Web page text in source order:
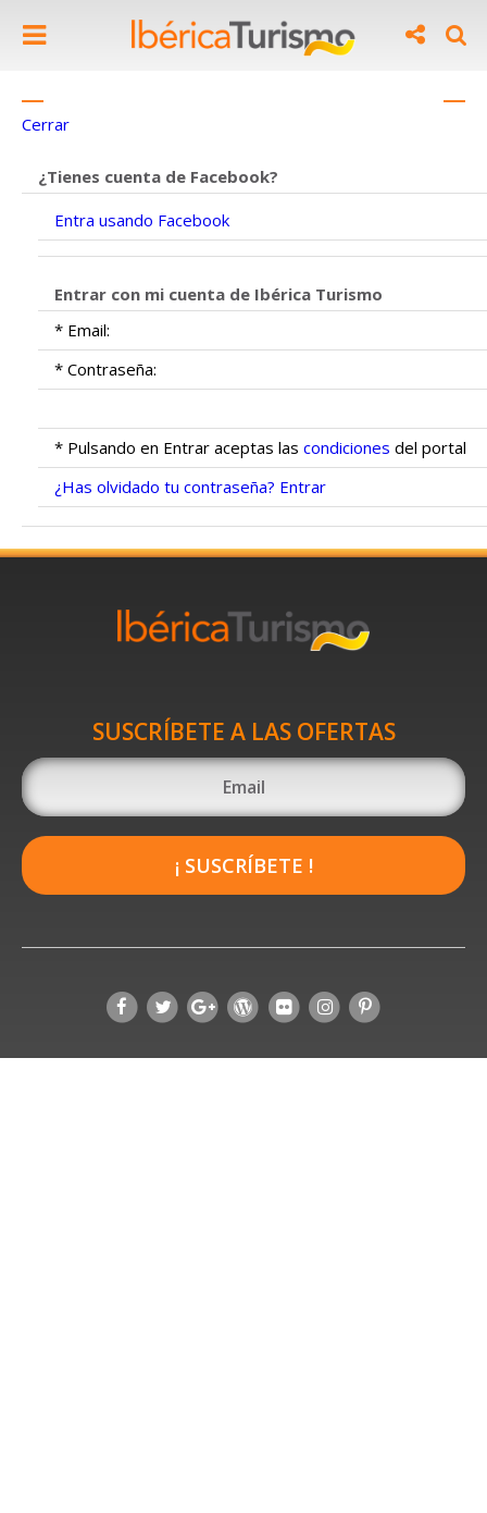
Cerrar
¿Tienes cuenta de Facebook?
Entra usando Facebook
Entrar con mi cuenta de Ibérica Turismo
* Email:
* Contraseña:
* Pulsando en Entrar aceptas las condiciones del portal
¿Has olvidado tu contraseña? Entrar
SUSCRÍBETE A LAS OFERTAS
¡ SUSCRÍBETE !